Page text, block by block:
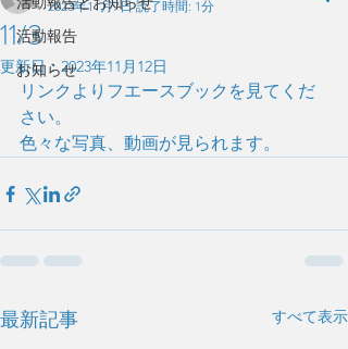
活動報告
お知らせ
11/3
2023年11月7日 読了時間: 1分
更新日：2023年11月12日
リンクよりフエースブックを見てくだ
さい。
色々な写真、動画が見られます。
最新記事 すべて表示